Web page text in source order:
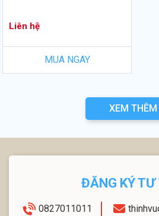
Liên hệ
MUA NGAY
XEM THÊM
ĐĂNG KÝ TƯ
0827011011